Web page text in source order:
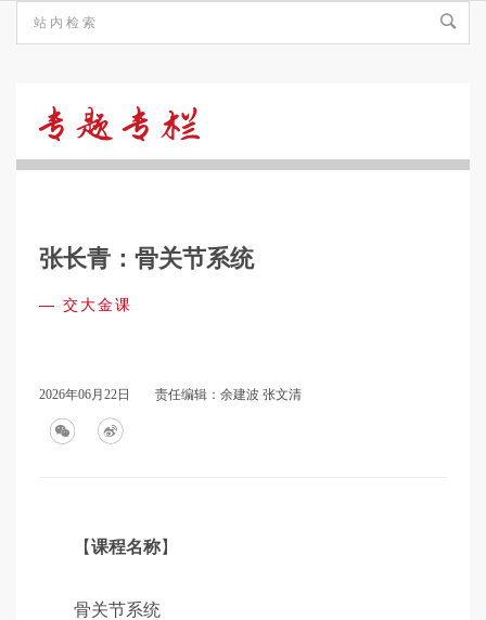
金
张长青：骨关节系统
— 交大金课
2026年06月22日 责任编辑：余建波 张文清
【课程名称】
骨关节系统